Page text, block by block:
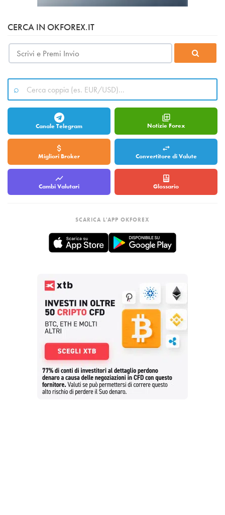
CERCA IN OKFOREX.IT
Canale Telegram Notizie Forex
Migliori Broker Convertitore di Valute
Cambi Valutari Glossario
SCARICA L'APP OKFOREX